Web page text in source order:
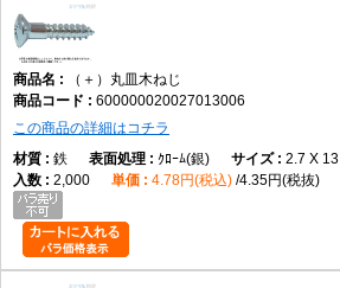
（＋）丸皿木ねじ
600000020027013006
この商品の詳細はコチラ
鉄
ｸﾛｰﾑ(銀) 2.7 X 13
2,000
4.78円(税込) 4.35円(税抜)